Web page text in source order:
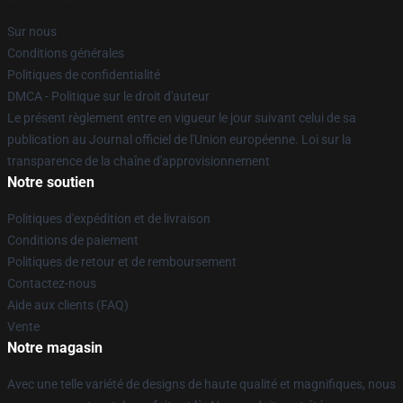
Sur nous
Conditions générales
Politiques de confidentialité
DMCA - Politique sur le droit d'auteur
Le présent règlement entre en vigueur le jour suivant celui de sa
publication au Journal officiel de l'Union européenne. Loi sur la
transparence de la chaîne d'approvisionnement
Notre soutien
Politiques d'expédition et de livraison
Conditions de paiement
Politiques de retour et de remboursement
Contactez-nous
Aide aux clients (FAQ)
Vente
Notre magasin
Avec une telle variété de designs de haute qualité et magnifiques, nous